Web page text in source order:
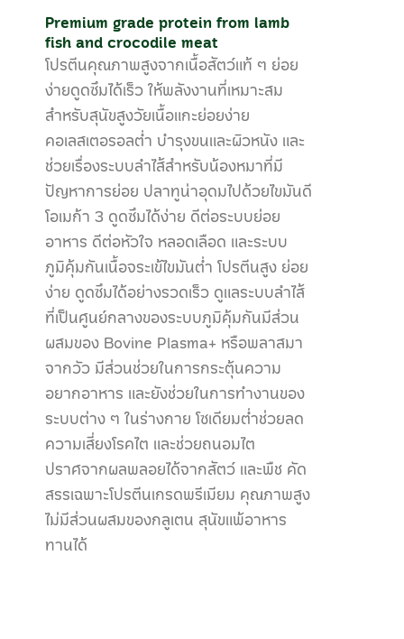
Premium grade protein from lamb
fish and crocodile meat
โปรตีนคุณภาพสูงจากเนื้อสัตว์แท้ ๆ ย่อย
ง่ายดูดซึมได้เร็ว ให้พลังงานที่เหมาะสม
สำหรับสุนัขสูงวัยเนื้อแกะย่อยง่าย
คอเลสเตอรอลต่ำ บำรุงขนและผิวหนัง และ
ช่วยเรื่องระบบลำไส้สำหรับน้องหมาที่มี
ปัญหาการย่อย ปลาทูน่าอุดมไปด้วยไขมันดี
โอเมก้า 3 ดูดซึมได้ง่าย ดีต่อระบบย่อย
อาหาร ดีต่อหัวใจ หลอดเลือด และระบบ
ภูมิคุ้มกันเนื้อจระเข้ไขมันต่ำ โปรตีนสูง ย่อย
ง่าย ดูดซึมได้อย่างรวดเร็ว ดูแลระบบลำไส้
ที่เป็นศูนย์กลางของระบบภูมิคุ้มกันมีส่วน
ผสมของ Bovine Plasma+ หรือพลาสมา
จากวัว มีส่วนช่วยในการกระตุ้นความ
อยากอาหาร และยังช่วยในการทำงานของ
ระบบต่าง ๆ ในร่างกาย โซเดียมต่ำช่วยลด
ความเสี่ยงโรคไต และช่วยถนอมไต
ปราศจากผลพลอยได้จากสัตว์ และพืช คัด
สรรเฉพาะโปรตีนเกรดพรีเมียม คุณภาพสูง
ไม่มีส่วนผสมของกลูเตน สุนัขแพ้อาหาร
ทานได้